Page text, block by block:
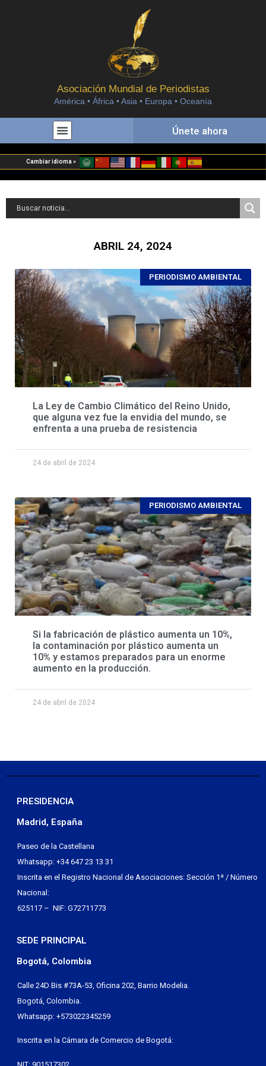
Asociación Mundial de Periodistas
América • África • Asia • Europa • Oceanía
Únete ahora
Cambiar idioma »
ABRIL 24, 2024
PERIODISMO AMBIENTAL
La Ley de Cambio Climático del Reino Unido,
que alguna vez fue la envidia del mundo, se
enfrenta a una prueba de resistencia
24 de abril de 2024
PERIODISMO AMBIENTAL
Si la fabricación de plástico aumenta un 10%,
la contaminación por plástico aumenta un
10% y estamos preparados para un enorme
aumento en la producción.
24 de abril de 2024
PRESIDENCIA
Madrid, España
Paseo de la Castellana
Whatsapp: +34 647 23 13 31
Inscrita en el Registro Nacional de Asociaciones: Sección 1ª / Número
Nacional:
625117 – NIF: G72711773
SEDE PRINCIPAL
Bogotá, Colombia
Calle 24D Bis #73A-53, Oficina 202, Barrio Modelia.
Bogotá, Colombia.
Whatsapp: +573022345259
Inscrita en la Cámara de Comercio de Bogotá: